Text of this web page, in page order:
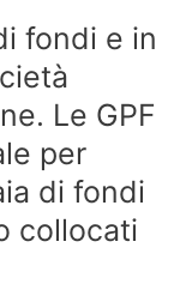
fondi e in
Le GPF
per
di fondi
collocati